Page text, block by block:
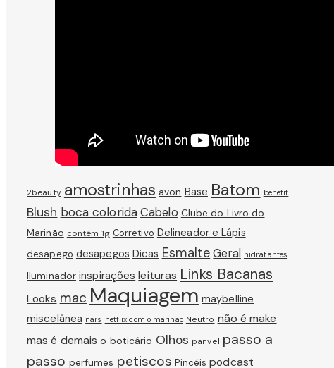
2beauty amostrinhas avon Base Batom benefit
Blush boca coloridaCabelo Clube do Livro do
Marinão contém 1g Corretivo Delineador e Lápis
desapego desapegos Dicas Esmalte Geral hidratantes
Iluminador inspirações leituras Links Bacanas
Looks mac Maquiagem maybelline
miscelânea nars netflix com o marinão Neutro não é make
mas é demais o boticário Olhos panvel passo a
passo perfumes petiscos Pincéis podcast